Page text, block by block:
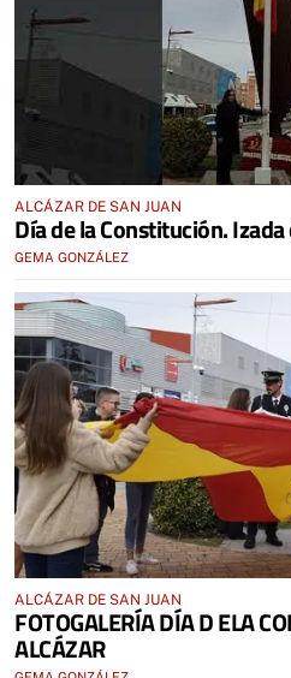
ALCÁZAR DE SAN JUAN
Día de la Constitución.
GEMA GONZÁLEZ
ALCÁZAR DE SAN JUAN
FOTOGALERÍA DÍA D ELA
ALCÁZAR